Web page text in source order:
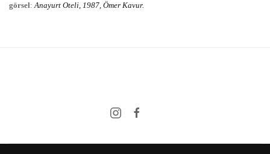
görsel:Anayurt Oteli, 1987, Ömer Kavur.